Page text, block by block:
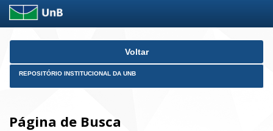
Skip
Voltar
REPOSITÓRIO INSTITUCIONAL DA UNB
Página de Busca